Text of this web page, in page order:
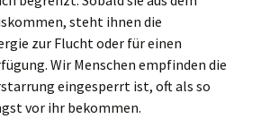
steht ihnen die
zur Flucht oder für einen
Wir Menschen empfinden die
eingesperrt ist, oft als so
vor ihr bekommen.